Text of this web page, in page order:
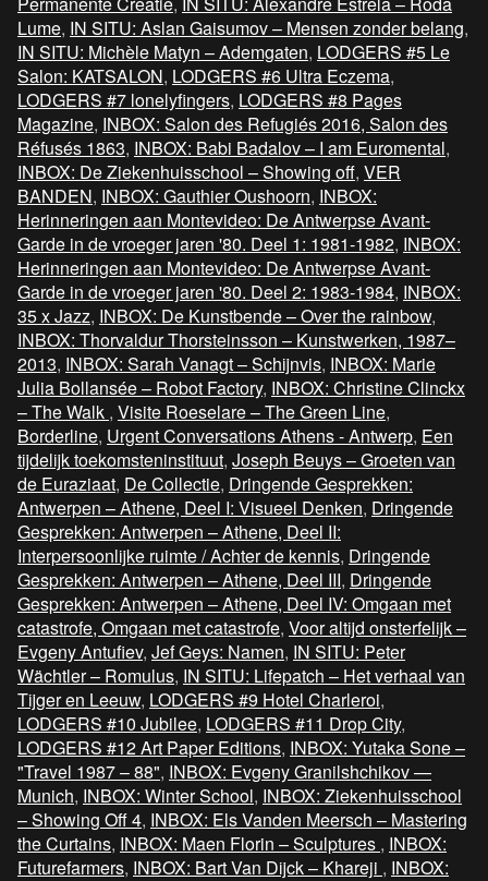
Lume, IN SITU: Aslan Gaisumov – Mensen zonder belang,
IN SITU: Michèle Matyn – Ademgaten, LODGERS #5 Le
Salon: KATSALON, LODGERS #6 Ultra Eczema,
LODGERS #7 lonelyfingers, LODGERS #8 Pages
Magazine, INBOX: Salon des Refugiés 2016, Salon des
Réfusés 1863, INBOX: Babi Badalov – I am Euromental,
INBOX: De Ziekenhuisschool – Showing off, VER
BANDEN, INBOX: Gauthier Oushoorn, INBOX:
Herinneringen aan Montevideo: De Antwerpse Avant-
Garde in de vroeger jaren '80. Deel 1: 1981-1982, INBOX:
Herinneringen aan Montevideo: De Antwerpse Avant-
Garde in de vroeger jaren '80. Deel 2: 1983-1984, INBOX:
35 x Jazz, INBOX: De Kunstbende – Over the rainbow,
INBOX: Thorvaldur Thorsteinsson – Kunstwerken, 1987–
2013, INBOX: Sarah Vanagt – Schijnvis, INBOX: Marie
Julia Bollansée – Robot Factory, INBOX: Christine Clinckx
– The Walk , Visite Roeselare – The Green Line,
Borderline, Urgent Conversations Athens - Antwerp, Een
tijdelijk toekomsteninstituut, Joseph Beuys – Groeten van
de Euraziaat, De Collectie, Dringende Gesprekken:
Antwerpen – Athene, Deel I: Visueel Denken, Dringende
Gesprekken: Antwerpen – Athene, Deel II:
Interpersoonlijke ruimte / Achter de kennis, Dringende
Gesprekken: Antwerpen – Athene, Deel III, Dringende
Gesprekken: Antwerpen – Athene, Deel IV: Omgaan met
catastrofe, Omgaan met catastrofe, Voor altijd onsterfelijk –
Evgeny Antufiev, Jef Geys: Namen, IN SITU: Peter
Wächtler – Romulus, IN SITU: Lifepatch – Het verhaal van
Tijger en Leeuw, LODGERS #9 Hotel Charleroi,
LODGERS #10 Jubilee, LODGERS #11 Drop City,
LODGERS #12 Art Paper Editions, INBOX: Yutaka Sone –
"Travel 1987 – 88", INBOX: Evgeny Granilshchikov —
Munich, INBOX: Winter School, INBOX: Ziekenhuisschool
– Showing Off 4, INBOX: Els Vanden Meersch – Mastering
the Curtains, INBOX: Maen Florin – Sculptures , INBOX:
Futurefarmers, INBOX: Bart Van Dijck – Khareji , INBOX: